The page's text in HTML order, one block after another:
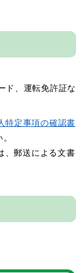
ド、運転免許証な
特定事項の確認書
、郵送による文書